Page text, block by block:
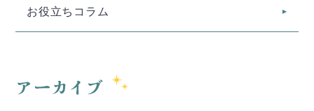
お役立ちコラム
アーカイブ